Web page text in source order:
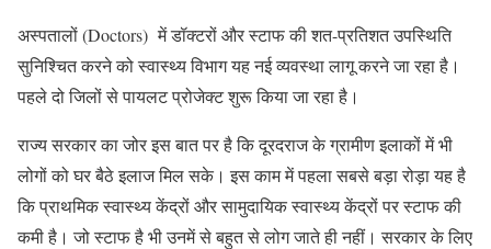
अस्पतालों (Doctors) में डॉक्टरों और स्टाफ की शत-प्रतिशत उपस्थिति
सुनिश्चित करने को स्वास्थ्य विभाग यह नई व्यवस्था लागू करने जा रहा है।
पहले दो जिलों से पायलट प्रोजेक्ट शुरू किया जा रहा है।
राज्य सरकार का जोर इस बात पर है कि दूरदराज के ग्रामीण इलाकों में भी
लोगों को घर बैठे इलाज मिल सके। इस काम में पहला सबसे बड़ा रोड़ा यह है
कि प्राथमिक स्वास्थ्य केंद्रों और सामुदायिक स्वास्थ्य केंद्रों पर स्टाफ की
कमी है। जो स्टाफ है भी उनमें से बहुत से लोग जाते ही नहीं। सरकार के लिए